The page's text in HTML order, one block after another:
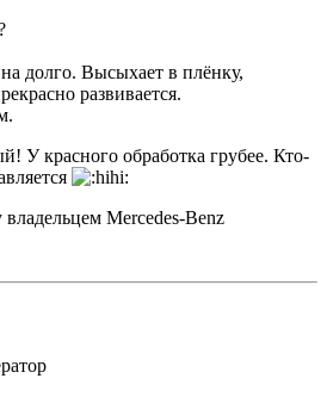
долго. Высыхает в плёнку,
развивается.
У красного обработка грубее. Кто-
владельцем Mercedes-Benz